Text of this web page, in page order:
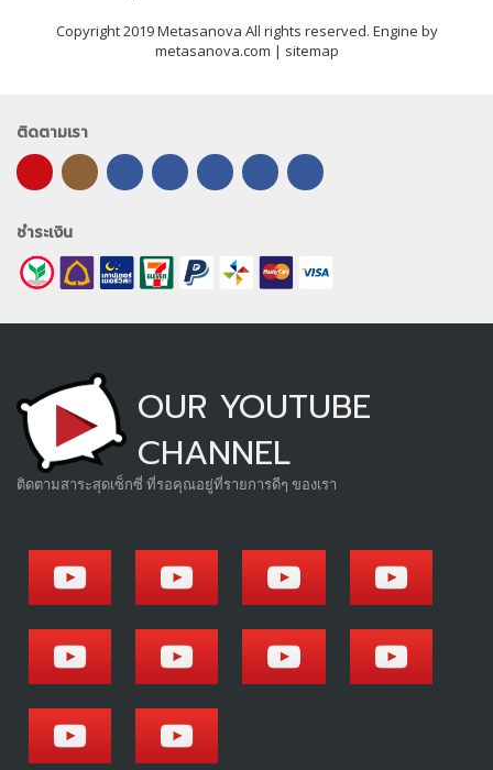
Copyright 2019 Metasanova All rights reserved. Engine by
metasanova.com | sitemap
ติดตามเรา
ชำระเงิน
OUR YOUTUBE
CHANNEL
ติดตามสาระสุดเซ็กซี่ ที่รอคุณอยู่ที่รายการดีๆ ของเรา